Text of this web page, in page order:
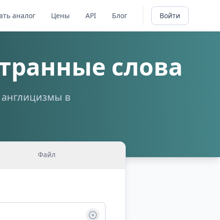
аналог Цены API Блог Войти
слова
англицизмы в
Файл